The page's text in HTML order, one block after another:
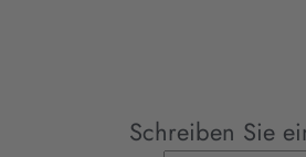
Schreiben Sie